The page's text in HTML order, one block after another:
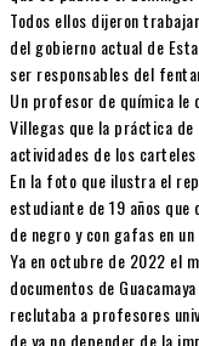
Todos ellos dijeron
del gobierno actual de
ser responsables del
Un profesor de química
Villegas que la práctica
actividades de los carteles
En la foto que ilustra el
estudiante de 19 años
de negro y con gafas en
Ya en octubre de 2022 el
documentos de
reclutaba a profesores
de ya no depender de la